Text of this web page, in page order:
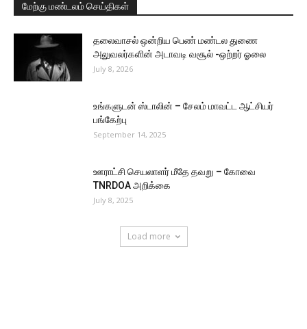
மேற்கு மண்டலம் செய்திகள்
தலைவாசல் ஒன்றிய பெண் மண்டல துணை
அலுவலர்களின் அடாவடி வசூல் -ஒற்றர் ஓலை
July 8, 2026
உங்களுடன் ஸ்டாலின் – சேலம் மாவட்ட ஆட்சியர்
பங்கேற்பு
September 14, 2025
ஊராட்சி செயலாளர் மீதே தவறு – கோவை
TNRDOA அறிக்கை
July 8, 2025
Load more